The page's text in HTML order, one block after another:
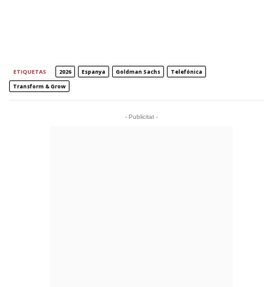
ETIQUETAS 2026 Espanya Goldman Sachs
Telefónica
Transform & Grow
- Publicitat -